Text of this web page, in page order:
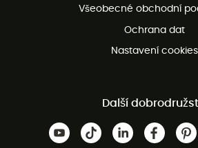
Všeobecné obchodní
Ochrana dat
Nastavení cookies
Další